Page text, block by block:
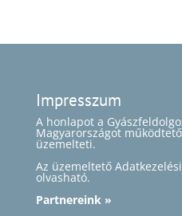
Impresszum
A honlapot a
Magyarországot
üzemelteti.
Az üzemeltető
olvasható.
Partnereink »